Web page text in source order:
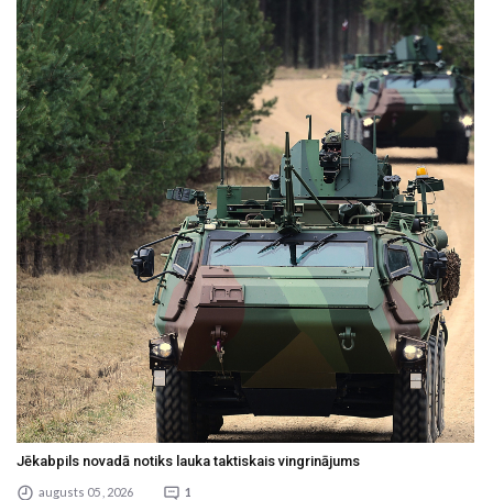
Jēkabpils novadā notiks lauka taktiskais vingrinājums
augusts 05 , 2026 1